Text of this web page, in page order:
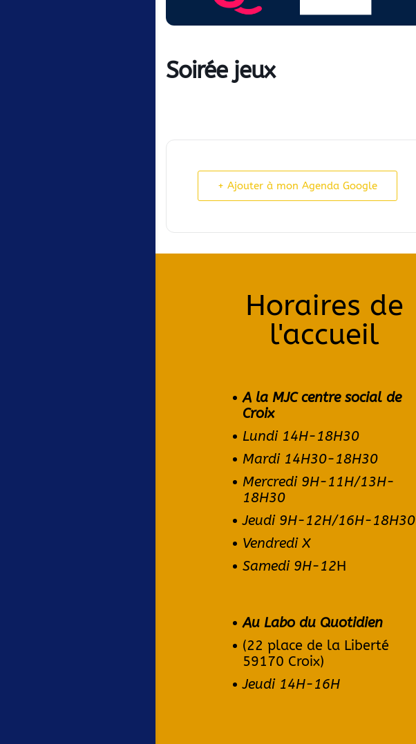
Soirée jeux
+ Ajouter à mon Agenda Google
Horaires de
l'accueil
A la MJC centre social de
Croix
Lundi 14H-18H30
Mardi 14H30-18H30
Mercredi 9H-11H/13H-
18H30
Jeudi 9H-12H/16H-18H30
Vendredi X
Samedi 9H-12H
Au Labo du Quotidien
(22 place de la Liberté
59170 Croix)
Jeudi 14H-16H